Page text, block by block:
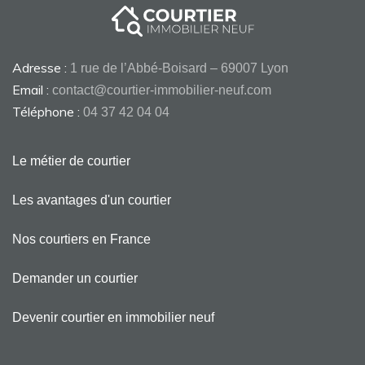
Adresse : 1 rue de l’Abbé-Boisard – 69007 Lyon
Email : contact@courtier-immobilier-neuf.com
Téléphone : 04 37 42 04 04
Le métier de courtier
Les avantages d'un courtier
Nos courtiers en France
Demander un courtier
Devenir courtier en immobilier neuf